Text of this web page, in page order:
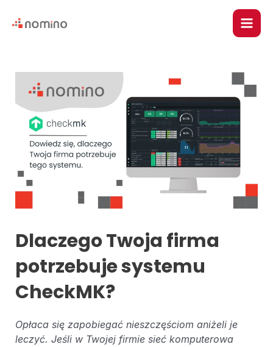
Main
Dlaczego Twoja firma
potrzebuje systemu
CheckMK?
Opłaca się zapobiegać nieszczęściom aniżeli je
leczyć. Jeśli w Twojej firmie sieć komputerowa
navigation